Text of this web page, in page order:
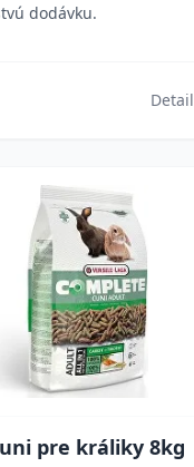
dodávku.
Detail
pre králiky 8kg